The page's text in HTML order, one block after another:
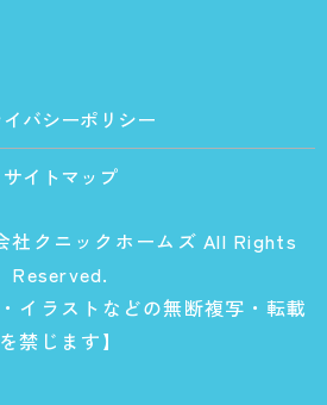
イバシーポリシー
サイトマップ
クニックホームズ All Rights
Reserved.
イラストなどの無断複写・転載
を禁じます】